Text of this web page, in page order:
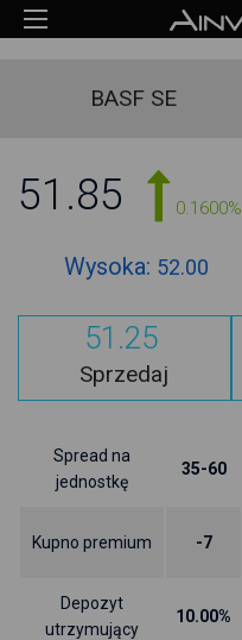
BASF SE
51.85 0.1600%
Wysoka: 52.00
51.25
Sprzedaj
Spread na
jednostkę
35-60
Kupno premium -7
Depozyt
utrzymujący
10.00%